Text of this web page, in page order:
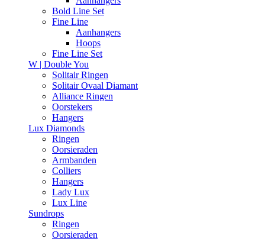
Bold Line Set
Fine Line
Aanhangers
Hoops
Fine Line Set
W | Double You
Solitair Ringen
Solitair Ovaal Diamant
Alliance Ringen
Oorstekers
Hangers
Lux Diamonds
Ringen
Oorsieraden
Armbanden
Colliers
Hangers
Lady Lux
Lux Line
Sundrops
Ringen
Oorsieraden